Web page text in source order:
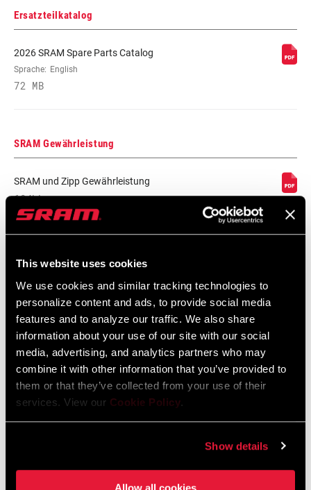
This website uses cookies
We use cookies and similar tracking technologies to
personalize content and ads, to provide social media
features and to analyze our traffic. We also share
information about your use of our site with our social
media, advertising, and analytics partners who may
combine it with other information that you’ve provided to
them or that they’ve collected from your use of their
services. View our Cookie Policy.
Show details
Ersatzteilkatalog
2026 SRAM Spare Parts Catalog
Sprache: English
72 MB
SRAM Gewährleistung
SRAM und Zipp Gewährleistung
604kb
Spezifikationen für den Rahmen
Sprache:
6 MB